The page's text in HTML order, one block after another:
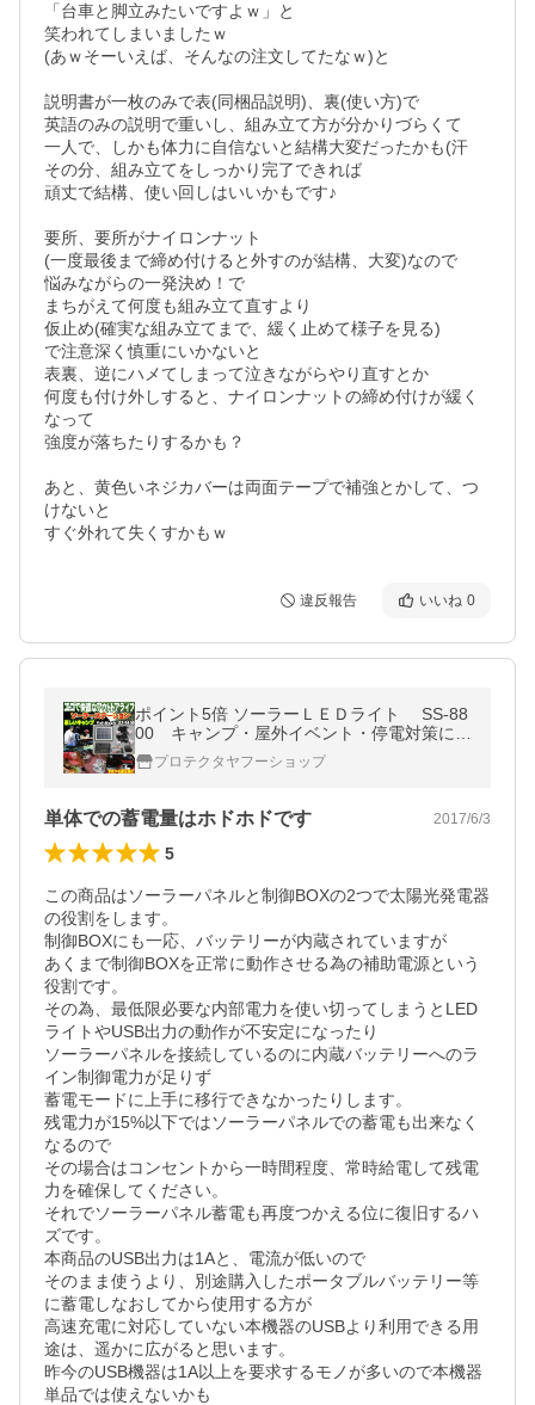
「台車と脚立みたいですよｗ」と
笑われてしまいましたｗ
(あｗそーいえば、そんなの注文してたなｗ)と
説明書が一枚のみで表(同梱品説明)、裏(使い方)で
英語のみの説明で重いし、組み立て方が分かりづらくて
一人で、しかも体力に自信ないと結構大変だったかも(汗
その分、組み立てをしっかり完了できれば
頑丈で結構、使い回しはいいかもです♪
要所、要所がナイロンナット
(一度最後まで締め付けると外すのが結構、大変)なので
悩みながらの一発決め！で
まちがえて何度も組み立て直すより
仮止め(確実な組み立てまで、緩く止めて様子を見る)
で注意深く慎重にいかないと
表裏、逆にハメてしまって泣きながらやり直すとか
何度も付け外しすると、ナイロンナットの締め付けが緩く
なって
強度が落ちたりするかも？
あと、黄色いネジカバーは両面テープで補強とかして、つ
けないと
すぐ外れて失くすかもｗ
違反報告 いいね 0
ポイント5倍 ソーラーＬＥＤライト SS-88
00 キャンプ・屋外イベント・停電対策にお
勧め 太陽光発電リチウムイオン電池蓄電
PRO-TECTA
プロテクタヤフーショップ
単体での蓄電量はホドホドです 2017/6/3
5
この商品はソーラーパネルと制御BOXの2つで太陽光発電器
の役割をします。
制御BOXにも一応、バッテリーが内蔵されていますが
あくまで制御BOXを正常に動作させる為の補助電源という
役割です。
その為、最低限必要な内部電力を使い切ってしまうとLED
ライトやUSB出力の動作が不安定になったり
ソーラーパネルを接続しているのに内蔵バッテリーへのラ
イン制御電力が足りず
蓄電モードに上手に移行できなかったりします。
残電力が15%以下ではソーラーパネルでの蓄電も出来なく
なるので
その場合はコンセントから一時間程度、常時給電して残電
力を確保してください。
それでソーラーパネル蓄電も再度つかえる位に復旧するハ
ズです。
本商品のUSB出力は1Aと、電流が低いので
そのまま使うより、別途購入したポータブルバッテリー等
に蓄電しなおしてから使用する方が
高速充電に対応していない本機器のUSBより利用できる用
途は、遥かに広がると思います。
昨今のUSB機器は1A以上を要求するモノが多いので本機器
単品では使えないかも